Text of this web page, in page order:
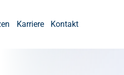
Karriere Kontakt